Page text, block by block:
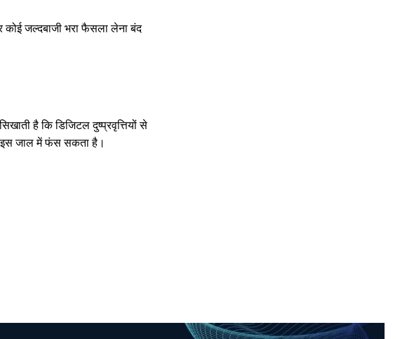
जल्दबाजी भरा फैसला लेना बंद
है कि डिजिटल दुष्प्रवृत्तियों से
इस जाल में फंस सकता है।